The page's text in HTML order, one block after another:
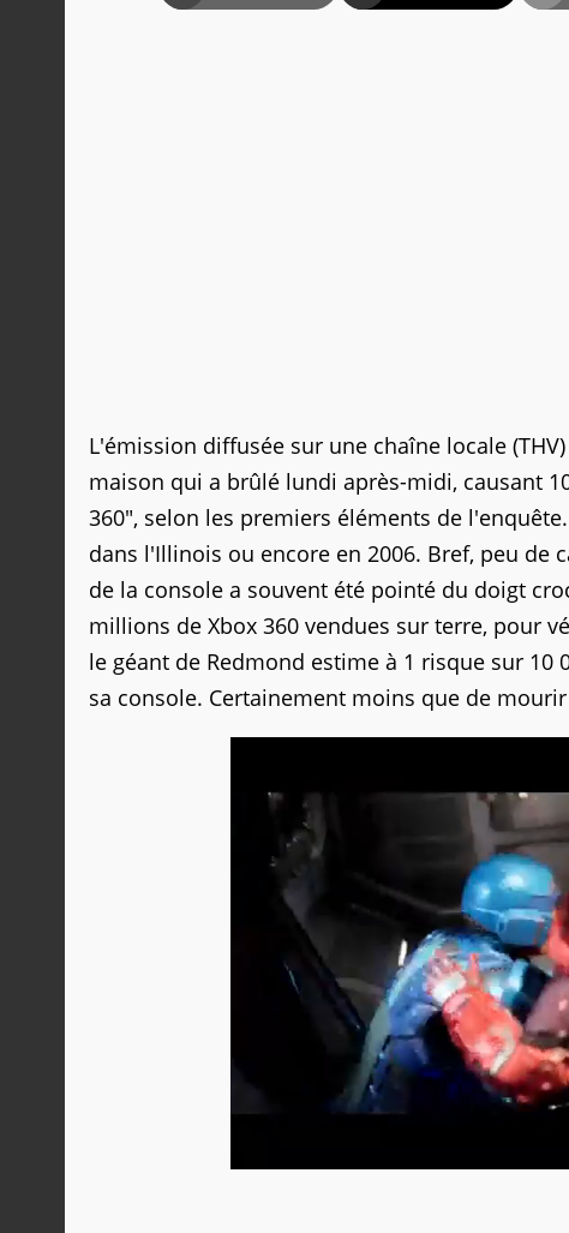
L'émission diffusée sur une chaîne locale
maison qui a brûlé lundi après-midi, causant
360", selon les premiers éléments de
dans l'Illinois ou encore en 2006. Bref, peu de
de la console a souvent été pointé du doigt
millions de Xbox 360 vendues sur terre, pour
le géant de Redmond estime à 1 risque sur
sa console. Certainement moins que de